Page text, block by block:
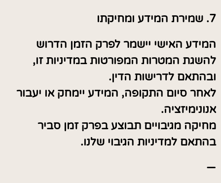
7. שמירת המידע ומחיקתו
המידע האישי יישמר לפרק הזמן הדרוש
להשגת המטרות המפורטות במדיניות זו,
ובהתאם לדרישות הדין.
לאחר סיום התקופה, המידע יימחק או יעבור
אנונימיזציה.
מחיקה מגיבויים תבוצע בפרק זמן סביר
בהתאם למדיניות הגיבוי שלנו.
—